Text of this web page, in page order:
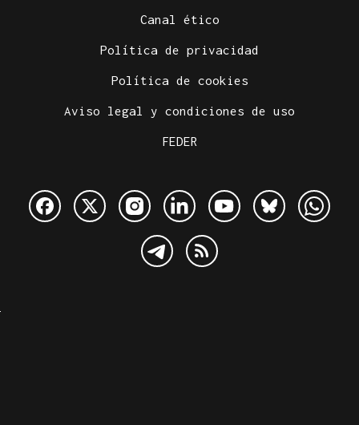
Canal ético
Política de privacidad
Política de cookies
Aviso legal y condiciones de uso
FEDER